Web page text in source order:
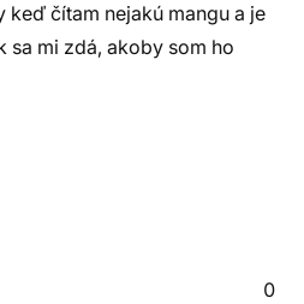
keď čítam nejakú mangu a je
sa mi zdá, akoby som ho
0